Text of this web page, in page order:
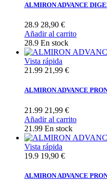
ALMIRON ADVANCE
28.9 28,90 €
Añadir al carrito
28.9 En stock
Vista rápida
21.99 21,99 €
ALMIRON ADVANCE
21.99 21,99 €
Añadir al carrito
21.99 En stock
Vista rápida
19.9 19,90 €
ALMIRON ADVANCE